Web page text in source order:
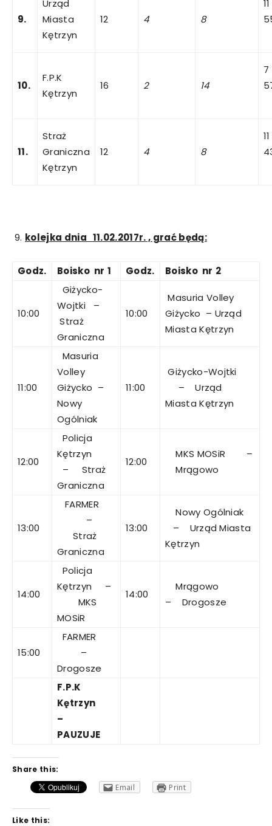
9.
Urząd
Miasta
Kętrzyn
12 4 8
11
10.
F.P.K
Kętrzyn
16 2 14
7
11.
Straż
Graniczna
Kętrzyn
12 4 8
11
kolejka dnia 11.02.2017r., graćbędą:
Godz. Boisko nr 1 Godz. Boisko nr 2
10:00
Giżycko-
Wojtki –
Straż
Graniczna
10:00
Masuria Volley
Giżycko – Urząd
Miasta Kętrzyn
11:00
Masuria
Volley
Giżycko –
Nowy
Ogólniak
11:00
Giżycko-Wojtki
– Urząd
Miasta Kętrzyn
12:00
Policja
Kętrzyn
– Straż
Graniczna
12:00
MKS MOSiR –
Mrągowo
13:00
FARMER
–
Straż
Graniczna
13:00
Nowy Ogólniak
– Urząd Miasta
Kętrzyn
14:00
Policja
Kętrzyn –
MKS
MOSiR
14:00
Mrągowo
– Drogosze
15:00
FARMER
–
Drogosze
F.P.K
Kętrzyn
–
PAUZUJE
Share this:
Email
Print
Like this: